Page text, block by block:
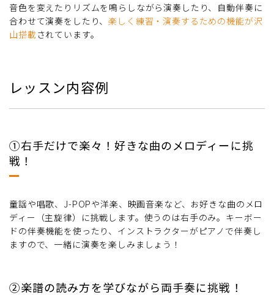
音色を変えたりリズムを鳴らしながら演奏したり、自動伴奏に
合わせて演奏をしたり、楽しく練習・演奏するための機能が沢
山搭載 されています。
レッスン内容例
①右手だけで楽々！好きな曲のメロディーに挑
戦！
童謡や唱歌、J-POPや洋楽、映画音楽など、お好きな曲のメロ
ディー（主旋律）に挑戦します。使うのは右手のみ。キーボー
ドの伴奏機能を使ったり、インストラクターがピアノで伴奏し
ますので、一緒に演奏を楽しみましょう！
②楽譜の読み方を学びながら両手奏に挑戦！